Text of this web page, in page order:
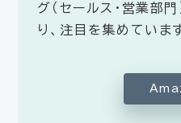
グ（セールス・営業部
り、注目を集めています